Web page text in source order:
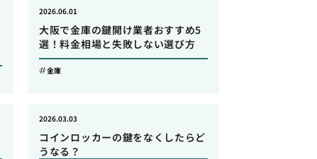
大阪で金庫の鍵開け業者おすすめ5
選！料金相場と失敗しない選び方
2026.06.01
金庫
コインロッカーの鍵をなくしたらど
うなる？
2026.03.03